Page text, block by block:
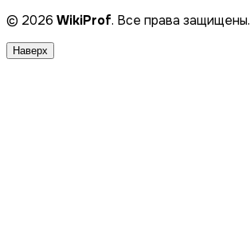
© 2026 WikiProf. Все права защищены.
Наверх